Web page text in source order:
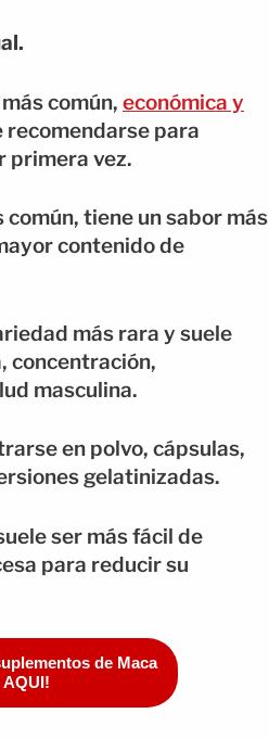
común, económica y
recomendarse para
primera vez.
común, tiene un sabor más
contenido de
más rara y suele
concentración,
masculina.
en polvo, cápsulas,
gelatinizadas.
ser más fácil de
para reducir su
de Maca
AQUI!